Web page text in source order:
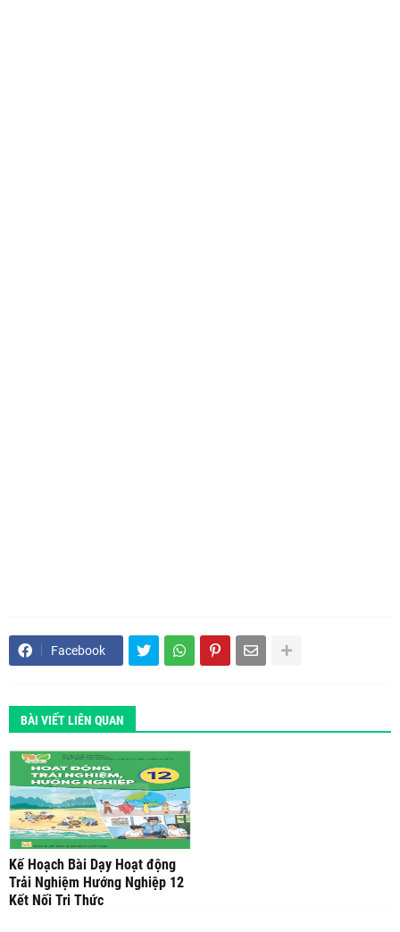
Facebook
BÀI VIẾT LIÊN QUAN
Kế Hoạch Bài Dạy Hoạt động
Trải Nghiệm Hướng Nghiệp 12
Kết Nối Tri Thức